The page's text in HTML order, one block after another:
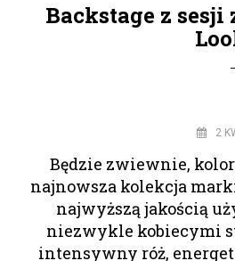
Backstage z
2
Będzie zwiewnie,
najnowsza kolekcja
najwyższą jakością
niezwykle kobiecymi
intensywny róż,